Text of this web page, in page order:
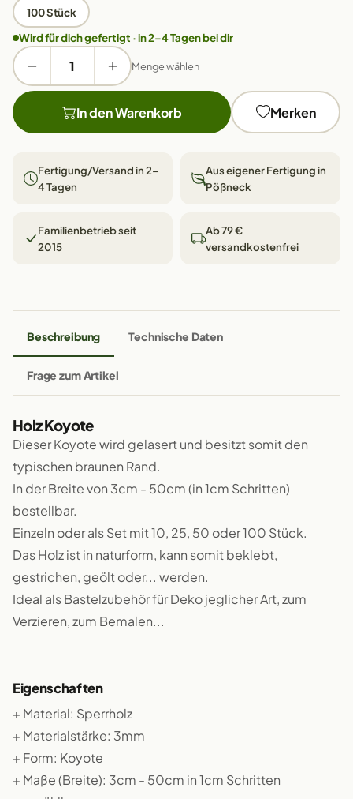
100 Stück
Wird für dich gefertigt · in 2–4 Tagen bei dir
Menge wählen
In den Warenkorb Merken
Fertigung/Versand in 2–
4 Tagen
Aus eigener Fertigung in
Pößneck
Familienbetrieb seit
2015
Ab 79 €
versandkostenfrei
Beschreibung Technische Daten
Frage zum Artikel
Holz Koyote
Dieser Koyote wird gelasert und besitzt somit den
typischen braunen Rand.
In der Breite von 3cm - 50cm (in 1cm Schritten)
bestellbar.
Einzeln oder als Set mit 10, 25, 50 oder 100 Stück.
Das Holz ist in naturform, kann somit beklebt,
gestrichen, geölt oder... werden.
Ideal als Bastelzubehör für Deko jeglicher Art, zum
Verzieren, zum Bemalen...
Eigenschaften
+ Material: Sperrholz
+ Materialstärke: 3mm
+ Form: Koyote
+ Maße (Breite): 3cm - 50cm in 1cm Schritten